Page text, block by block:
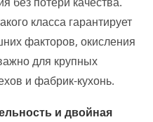
класса гарантирует
факторов, окисления
для крупных
и фабрик-кухонь.
и двойная